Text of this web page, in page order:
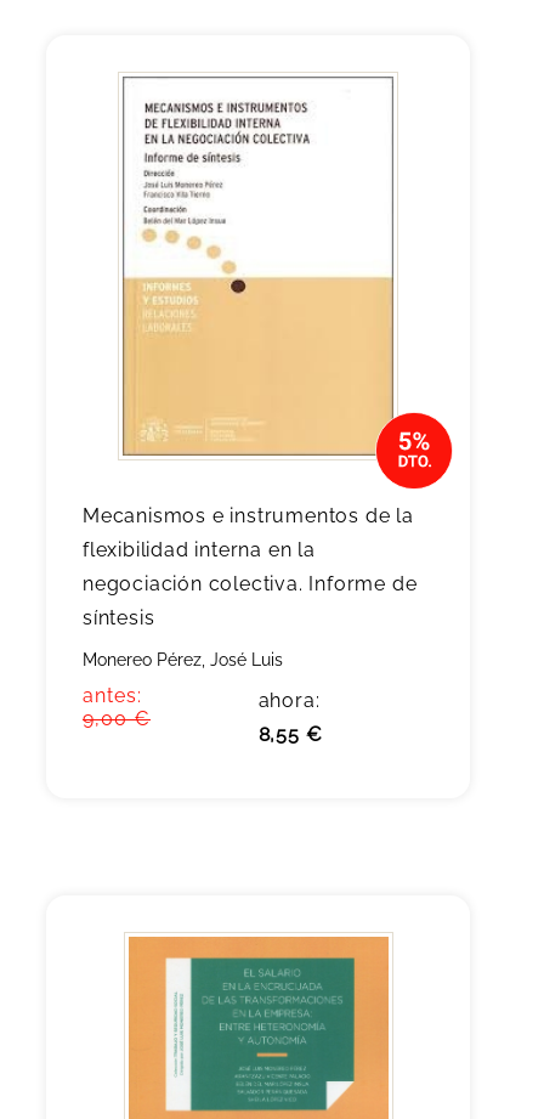
Mecanismos e instrumentos de la
flexibilidad interna en la
negociación colectiva. Informe de
síntesis
Monereo Pérez, José Luis
antes:
9,00 €
ahora:
8,55 €